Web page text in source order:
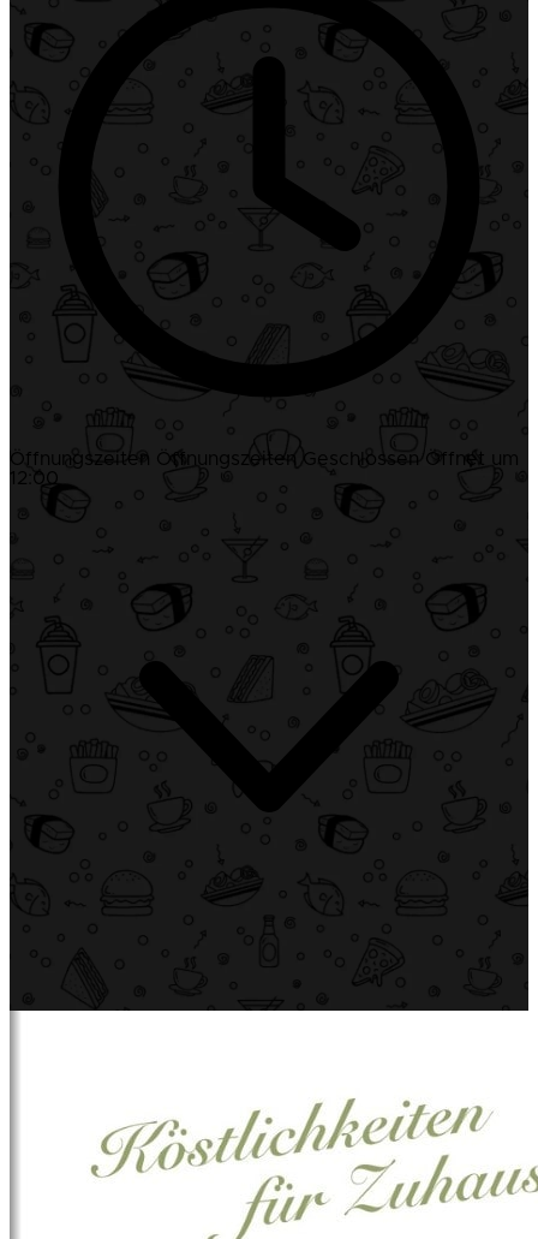
Öffnungszeiten Öffnungszeiten Geschlossen Öffnet um
12:00